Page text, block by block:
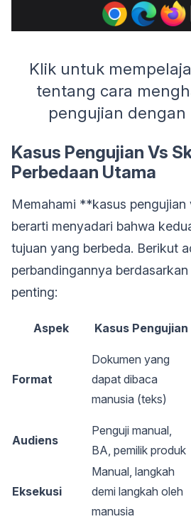
Klik untuk
tentang cara
pengujian
Kasus Pengujian Vs
Perbedaan Utama
Memahami **kasus
berarti menyadari bahwa
tujuan yang berbeda. Berikut
perbandingannya
penting:
Aspek Kasus Pengujian
Format
Dokumen yang
dapat dibaca
manusia (teks)
Audiens
Penguji manual,
BA, pemilik produk
Eksekusi
Manual, langkah
demi langkah oleh
manusia